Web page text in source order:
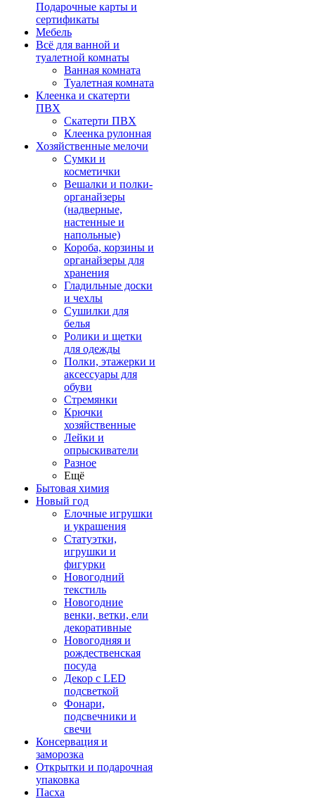
Подарочные карты и
сертификаты
Мебель
Всё для ванной и
туалетной комнаты
Ванная комната
Туалетная комната
Клеенка и скатерти
ПВХ
Скатерти ПВХ
Клеенка рулонная
Хозяйственные мелочи
Сумки и
косметички
Вешалки и полки-
органайзеры
(надверные,
настенные и
напольные)
Короба, корзины и
органайзеры для
хранения
Гладильные доски
и чехлы
Сушилки для
белья
Ролики и щетки
для одежды
Полки, этажерки и
аксессуары для
обуви
Стремянки
Крючки
хозяйственные
Лейки и
опрыскиватели
Разное
Ещё
Бытовая химия
Новый год
Елочные игрушки
и украшения
Статуэтки,
игрушки и
фигурки
Новогодний
текстиль
Новогодние
венки, ветки, ели
декоративные
Новогодняя и
рождественская
посуда
Декор с LED
подсветкой
Фонари,
подсвечники и
свечи
Консервация и
заморозка
Открытки и подарочная
упаковка
Пасха